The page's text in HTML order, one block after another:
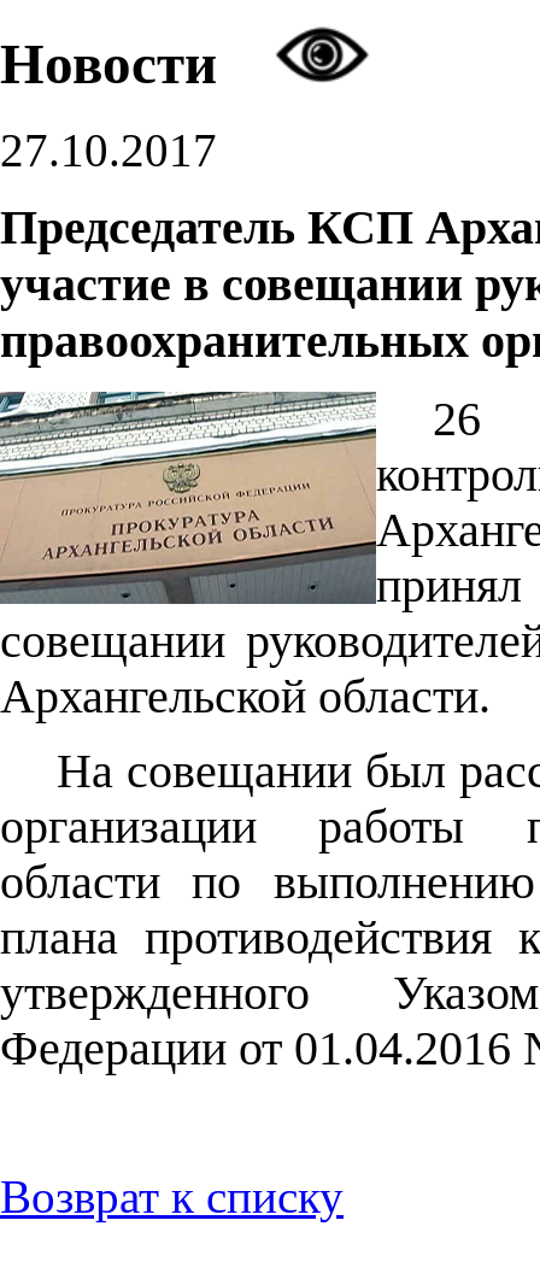
Новости
27.10.2017
Председатель КСП
участие в совещании
правоохранительных
26
совещании
Архангельской области.
На совещании был
организации работы
области по
плана
утвержденного
Федерации от
Возврат к списку